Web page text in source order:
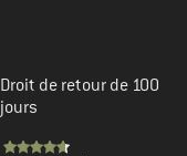
Droit de retour de 100
jours